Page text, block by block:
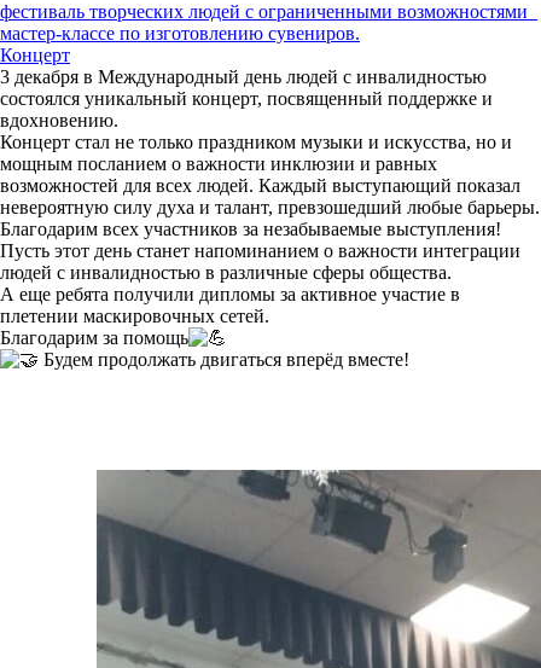
фестиваль творческих людей с ограниченными возможностями
мастер-классе по изготовлению сувениров.
Концерт
3 декабря в Международный день людей с инвалидностью
состоялся уникальный концерт, посвященный поддержке и
вдохновению.
Концерт стал не только праздником музыки и искусства, но и
мощным посланием о важности инклюзии и равных
возможностей для всех людей. Каждый выступающий показал
невероятную силу духа и талант, превзошедший любые барьеры.
Благодарим всех участников за незабываемые выступления!
Пусть этот день станет напоминанием о важности интеграции
людей с инвалидностью в различные сферы общества.
А еще ребята получили дипломы за активное участие в
плетении маскировочных сетей.
Благодарим за помощь
Будем продолжать двигаться вперёд вместе!